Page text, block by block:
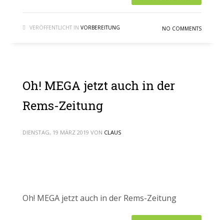
VERÖFFENTLICHT IN VORBEREITUNG NO COMMENTS
Oh! MEGA jetzt auch in der
Rems-Zeitung
DIENSTAG, 19 MÄRZ 2019 VON CLAUS
Oh! MEGA jetzt auch in der Rems-Zeitung